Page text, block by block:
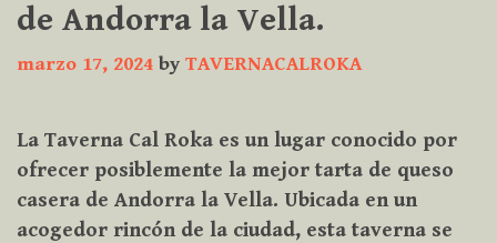
de Andorra la Vella.
marzo 17, 2024 by TAVERNACALROKA
La Taverna Cal Roka es un lugar conocido por
ofrecer posiblemente la mejor tarta de queso
casera de Andorra la Vella. Ubicada en un
acogedor rincón de la ciudad, esta taverna se